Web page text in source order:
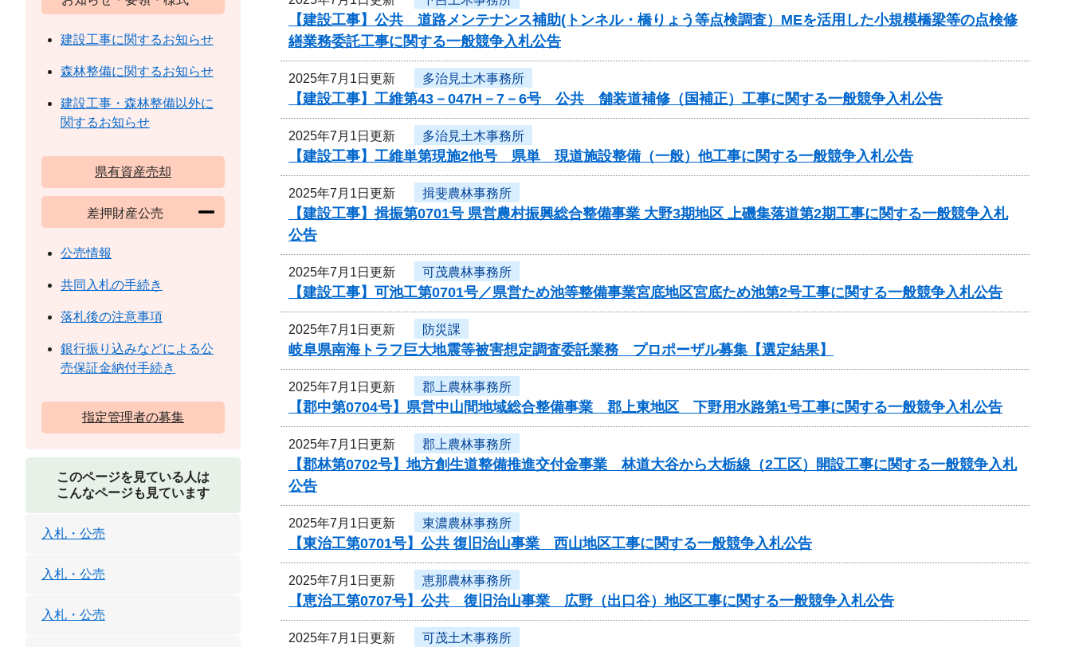
【建設工事】公共 道路メンテナンス補助(トンネル・橋りょう等点検調査）MEを活用した小規模橋梁等の点検修
繕業務委託工事に関する一般競争入札公告
2025年7月1日更新 多治見土木事務所
【建設工事】工維第43－047H－7－6号 公共 舗装道補修（国補正）工事に関する一般競争入札公告
2025年7月1日更新 多治見土木事務所
【建設工事】工維単第現施2他号 県単 現道施設整備（一般）他工事に関する一般競争入札公告
2025年7月1日更新 揖斐農林事務所
【建設工事】揖振第0701号 県営農村振興総合整備事業 大野3期地区 上磯集落道第2期工事に関する一般競争入札
公告
2025年7月1日更新 可茂農林事務所
【建設工事】可池工第0701号／県営ため池等整備事業宮底地区宮底ため池第2号工事に関する一般競争入札公告
2025年7月1日更新 防災課
岐阜県南海トラフ巨大地震等被害想定調査委託業務 プロポーザル募集【選定結果】
2025年7月1日更新 郡上農林事務所
【郡中第0704号】県営中山間地域総合整備事業 郡上東地区 下野用水路第1号工事に関する一般競争入札公告
2025年7月1日更新 郡上農林事務所
【郡林第0702号】地方創生道整備推進交付金事業 林道大谷から大栃線（2工区）開設工事に関する一般競争入札
公告
2025年7月1日更新 東濃農林事務所
【東治工第0701号】公共 復旧治山事業 西山地区工事に関する一般競争入札公告
2025年7月1日更新 恵那農林事務所
【恵治工第0707号】公共 復旧治山事業 広野（出口谷）地区工事に関する一般競争入札公告
2025年7月1日更新 可茂土木事務所
建設工事に関するお知らせ
森林整備に関するお知らせ
建設工事・森林整備以外に
関するお知らせ
県有資産売却
差押財産公売
公売情報
共同入札の手続き
落札後の注意事項
銀行振り込みなどによる公
売保証金納付手続き
指定管理者の募集
このページを見ている人は
こんなページも見ています
入札・公売
入札・公売
入札・公売